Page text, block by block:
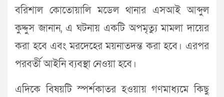
ব‌রিশাল কোতোয়ালি ম‌ডেল থানার এসআই আব্দুল
কুদ্দুস জানান, এ ঘটনায় এক‌টি অপমৃত্যু মামলা দা‌য়ের
করা হ‌বে এবং মরদেহের ময়নাতদন্ত করা হ‌বে। এরপর
পরবর্তী আইনি ব্যবস্থা নেওয়া হ‌বে।
এদিকে বিষয়‌টি স্পর্শকাতর হওয়ায় গণমাধ্যমে কিছু